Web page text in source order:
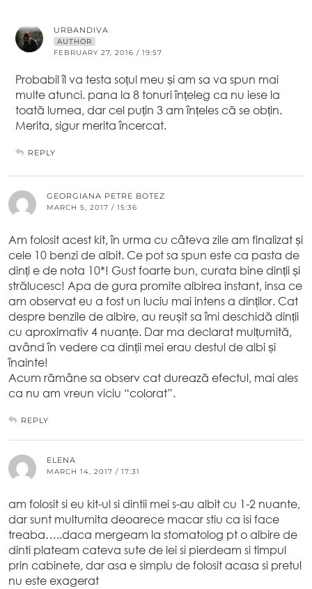
URBANDIVA
AUTHOR
FEBRUARY 27, 2016 / 19:57
Probabil îl va testa soțul meu și am sa va spun mai
multe atunci. pana la 8 tonuri înțeleg ca nu iese la
toată lumea, dar cel puțin 3 am înțeles că se obțin.
Merita, sigur merita încercat.
REPLY
GEORGIANA PETRE BOTEZ
MARCH 5, 2017 / 15:36
Am folosit acest kit, în urma cu câteva zile am finalizat și
cele 10 benzi de albit. Ce pot sa spun este ca pasta de
dinți e de nota 10*! Gust foarte bun, curata bine dinții și
strălucesc! Apa de gura promite albirea instant, insa ce
am observat eu a fost un luciu mai intens a dinților. Cat
despre benzile de albire, au reușit sa îmi deschidă dinții
cu aproximativ 4 nuanțe. Dar ma declarat mulțumită,
având în vedere ca dinții mei erau destul de albi și
înainte!
Acum rămâne sa observ cat durează efectul, mai ales
ca nu am vreun viciu “colorat”.
REPLY
ELENA
MARCH 14, 2017 / 17:31
am folosit si eu kit-ul si dintii mei s-au albit cu 1-2 nuante,
dar sunt multumita deoarece macar stiu ca isi face
treaba…..daca mergeam la stomatolog pt o albire de
dinti plateam cateva sute de lei si pierdeam si timpul
prin cabinete, dar asa e simplu de folosit acasa si pretul
nu este exagerat